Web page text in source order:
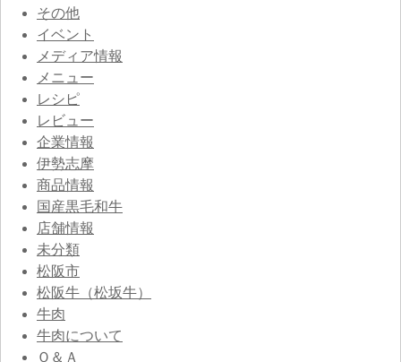
その他
イベント
メディア情報
メニュー
レシピ
レビュー
企業情報
伊勢志摩
商品情報
国産黒毛和牛
店舗情報
未分類
松阪市
松阪牛（松坂牛）
牛肉
牛肉について
Ｑ＆Ａ